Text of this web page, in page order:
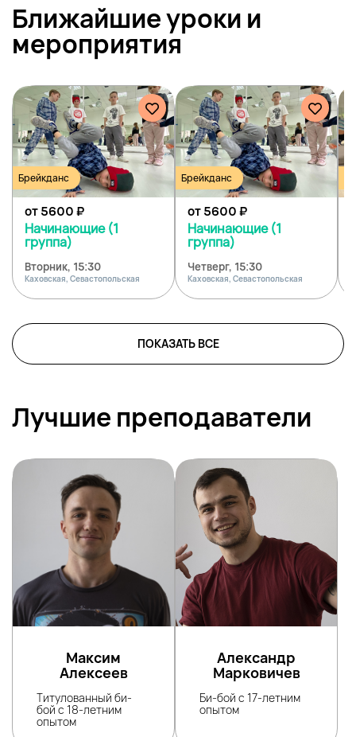
Ближайшие уроки и
мероприятия
Брейкданс
от 5600₽
Начинающие (1
группа)
Вторник, 15:30
Каховская, Севастопольская
Брейкданс
от 5600₽
Начинающие (1
группа)
Четверг, 15:30
Каховская, Севастопольская
ПОКАЗАТЬ ВСЕ
Лучшие преподаватели
Максим
Алексеев
Титулованный би-
бой с 18-летним
опытом
Александр
Марковичев
Би-бой с 17-летним
опытом